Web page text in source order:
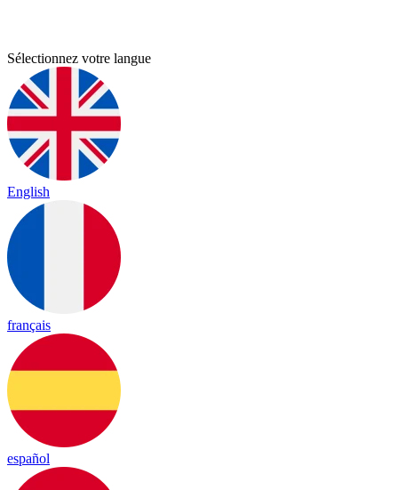
Sélectionnez votre langue
English
français
español